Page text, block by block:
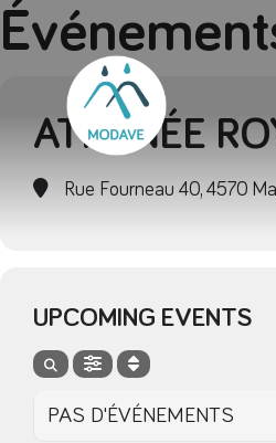
ATHÉNÉE
Rue Fourneau 40, 4570
UPCOMING EVENTS
PAS D'ÉVÉNEMENTS